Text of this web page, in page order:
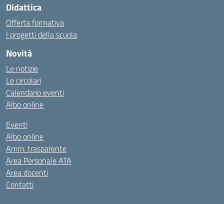
Didattica
Offerta formativa
I progetti della scuola
Novità
Le notizie
Le circolari
Calendario eventi
Albo online
Eventi
Albo online
Amm. trasparente
Area Personale ATA
Area docenti
Contatti